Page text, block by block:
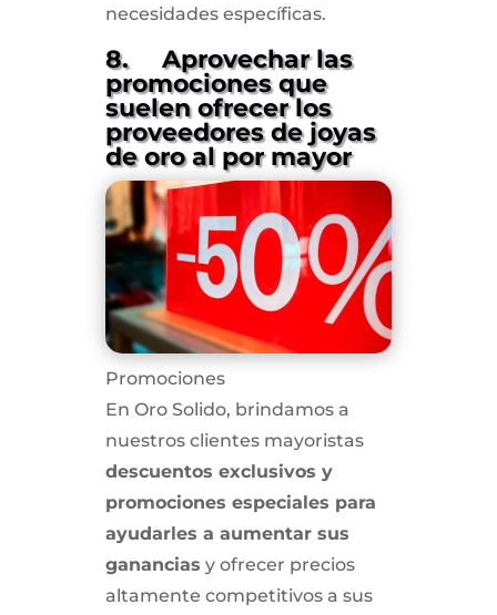
necesidades específicas.
8. Aprovechar las
promociones que
suelen ofrecer los
proveedores de joyas
de oro al por mayor
Promociones
En Oro Solido, brindamos a
nuestros clientes mayoristas
descuentos exclusivos y
promociones especiales para
ayudarles a aumentar sus
ganancias y ofrecer precios
altamente competitivos a sus